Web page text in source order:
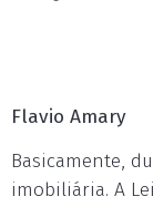
Flavio Amary
Basicamente,
imobiliária. A